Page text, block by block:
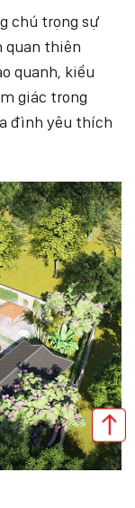
chú trọng sự
quan thiên
quanh, kiểu
giác trong
đình yêu thích